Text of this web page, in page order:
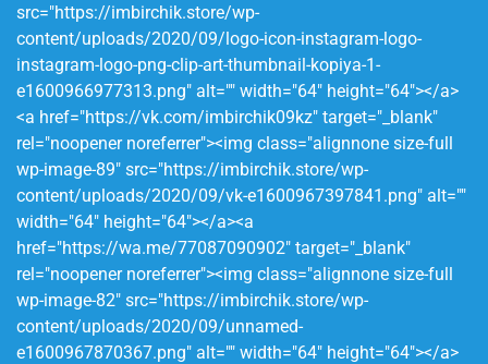
src="https://imbirchik.store/wp-
content/uploads/2020/09/logo-icon-instagram-logo-
instagram-logo-png-clip-art-thumbnail-kopiya-1-
e1600966977313.png" alt="" width="64" height="64"></a>
<a href="https://vk.com/imbirchik09kz" target="_blank"
rel="noopener noreferrer"><img class="alignnone size-full
wp-image-89" src="https://imbirchik.store/wp-
content/uploads/2020/09/vk-e1600967397841.png" alt=""
width="64" height="64"></a><a
href="https://wa.me/77087090902" target="_blank"
rel="noopener noreferrer"><img class="alignnone size-full
wp-image-82" src="https://imbirchik.store/wp-
content/uploads/2020/09/unnamed-
e1600967870367.png" alt="" width="64" height="64"></a>